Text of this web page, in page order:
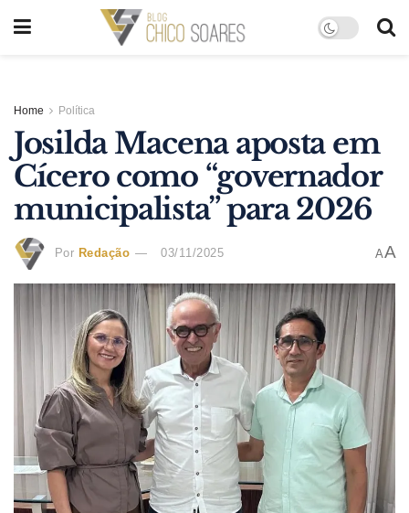
Home Política
Josilda Macena aposta em
Cícero como “governador
municipalista” para 2026
Por Redação 03/11/2025 AA